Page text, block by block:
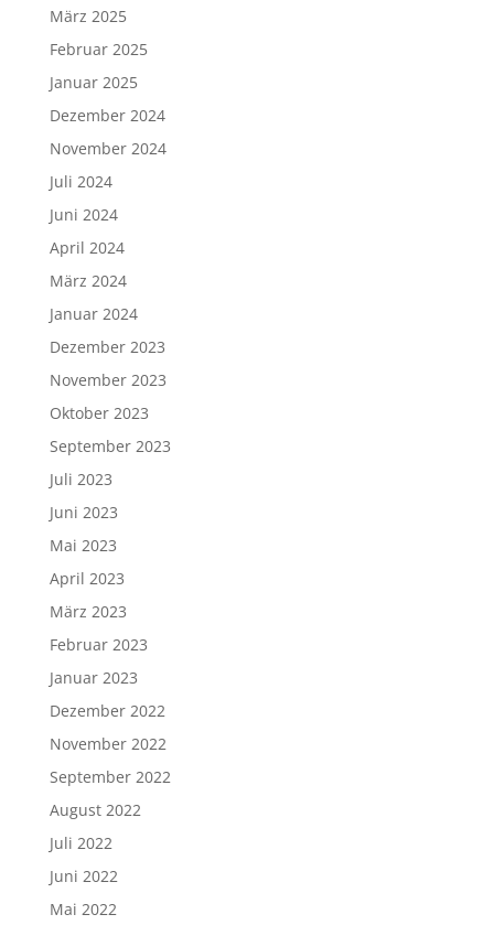
März 2025
Februar 2025
Januar 2025
Dezember 2024
November 2024
Juli 2024
Juni 2024
April 2024
März 2024
Januar 2024
Dezember 2023
November 2023
Oktober 2023
September 2023
Juli 2023
Juni 2023
Mai 2023
April 2023
März 2023
Februar 2023
Januar 2023
Dezember 2022
November 2022
September 2022
August 2022
Juli 2022
Juni 2022
Mai 2022